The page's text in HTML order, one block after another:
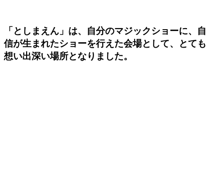
「としまえん」は、自分のマジックショーに、自
信が生まれたショーを行えた会場として、とても
想い出深い場所となりました。